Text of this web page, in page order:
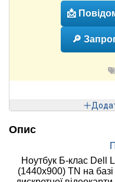
📩
🔎
Опис
Ноутбук Б-клас Dell
(1440x900) TN на